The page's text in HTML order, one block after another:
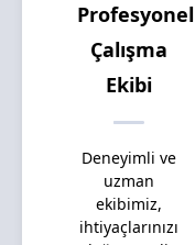
Profesyonel
Çalışma
Ekibi
Deneyimli ve
uzman
ekibimiz,
ihtiyaçlarınızı